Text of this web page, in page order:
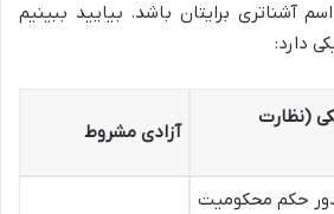
آشناتری برایتان باشد. بیایید ببینیم
دارد:
(نظارت
آزادی مشروط
حکم محکومیت